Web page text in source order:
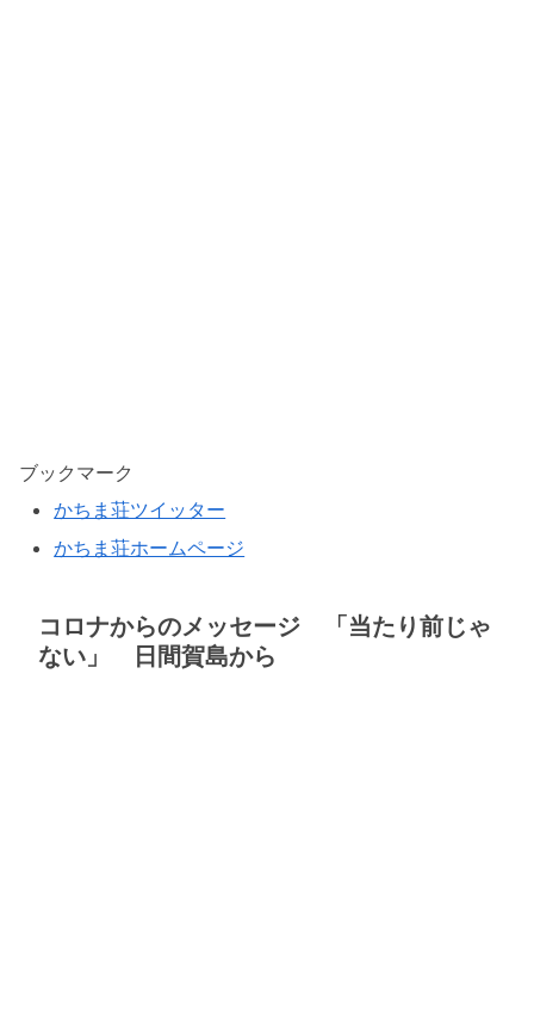
ブックマーク
かちま荘ツイッター
かちま荘ホームページ
コロナからのメッセージ 「当たり前じゃ
ない」 日間賀島から